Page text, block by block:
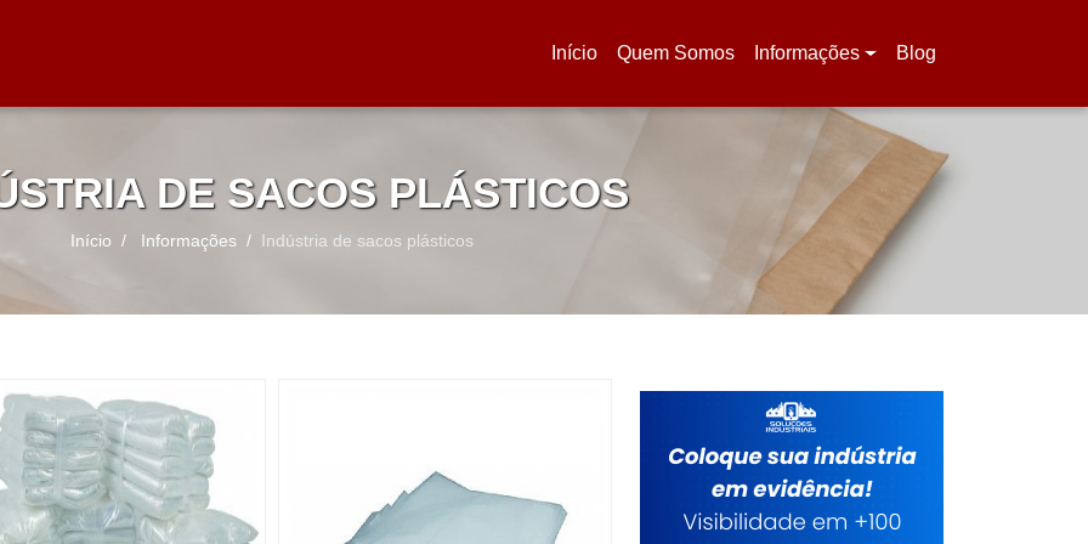
Início
(current)
Quem Somos Informações Blog
DE SACOS PLÁSTICOS
Início Informações Indústria de sacos plásticos